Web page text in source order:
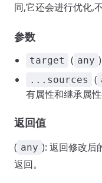
同,它还会进行优化,
参数
target ( any
...sources (
有属性和继承属性
返回值
( any ): 返回修改后
返回。